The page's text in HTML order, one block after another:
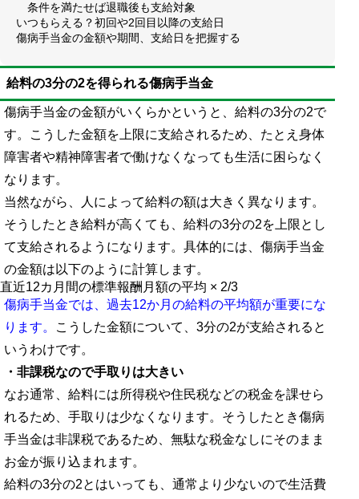
条件を満たせば退職後も支給対象
いつもらえる？初回や2回目以降の支給日
傷病手当金の金額や期間、支給日を把握する
給料の3分の2を得られる傷病手当金
傷病手当金の金額がいくらかというと、給料の3分の2で
す。こうした金額を上限に支給されるため、たとえ身体
障害者や精神障害者で働けなくなっても生活に困らなく
なります。
当然ながら、人によって給料の額は大きく異なります。
そうしたとき給料が高くても、給料の3分の2を上限とし
て支給されるようになります。具体的には、傷病手当金
の金額は以下のように計算します。
直近12カ月間の標準報酬月額の平均 × 2/3
傷病手当金では、過去12か月の給料の平均額が重要にな
ります。
こうした金額について、3分の2が支給されると
いうわけです。
・非課税なので手取りは大きい
なお通常、給料には所得税や住民税などの税金を課せら
れるため、手取りは少なくなります。そうしたとき傷病
手当金は非課税であるため、無駄な税金なしにそのまま
お金が振り込まれます。
給料の3分の2とはいっても、通常より少ないので生活費